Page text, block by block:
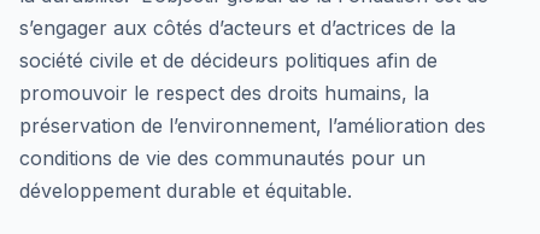
s’engager aux côtés d’acteurs et d’actrices de la
société civile et de décideurs politiques afin de
promouvoir le respect des droits humains, la
préservation de l’environnement, l’amélioration des
conditions de vie des communautés pour un
développement durable et équitable.